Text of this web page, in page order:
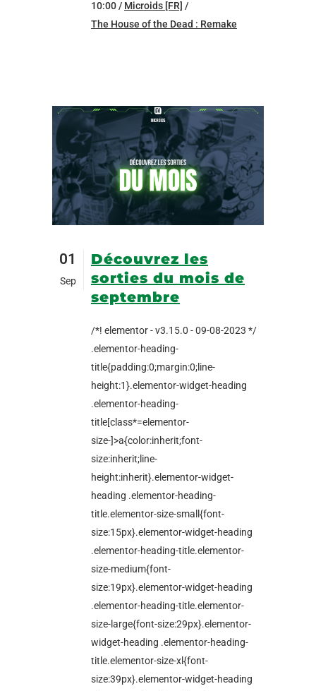
10:00 / Microids [FR] /
The House of the Dead : Remake
01
Sep
Découvrez les
sorties du mois de
septembre
/*! elementor - v3.15.0 - 09-08-2023 */
.elementor-heading-
title{padding:0;margin:0;line-
height:1}.elementor-widget-heading
.elementor-heading-
title[class*=elementor-
size-]>a{color:inherit;font-
size:inherit;line-
height:inherit}.elementor-widget-
heading .elementor-heading-
title.elementor-size-small{font-
size:15px}.elementor-widget-heading
.elementor-heading-title.elementor-
size-medium{font-
size:19px}.elementor-widget-heading
.elementor-heading-title.elementor-
size-large{font-size:29px}.elementor-
widget-heading .elementor-heading-
title.elementor-size-xl{font-
size:39px}.elementor-widget-heading